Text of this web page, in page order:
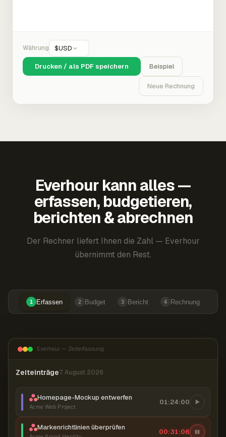
Währung $USD
Drucken / als PDF speichern Beispiel
Neue Rechnung
Everhour kann alles —
erfassen, budgetieren,
berichten & abrechnen
Der Rechner liefert Ihnen die Zahl — Everhour
übernimmt den Rest.
1 Erfassen 2 Budget 3 Bericht 4 Rechnung
Everhour — Zeiterfassung
Zeiteinträge7. August 2026
Homepage-Mockup entwerfen
Acme Web Project
01:24:00
Markenrichtlinien überprüfen 00:31:07